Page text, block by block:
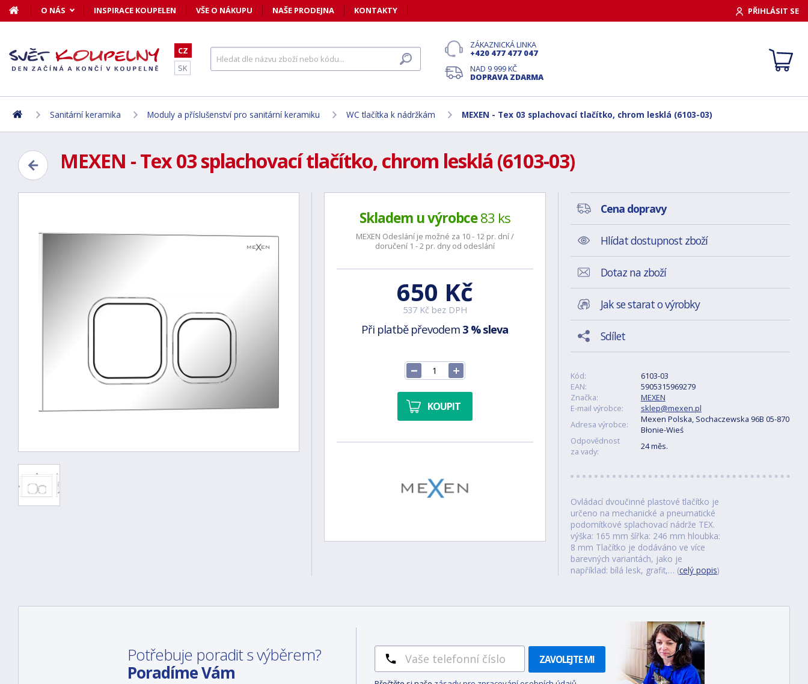
O NÁS INSPIRACE KOUPELEN VŠE O NÁKUPU NAŠE PRODEJNA KONTAKTY PŘIHLÁSIT SE
CZ
SK
ZÁKAZNICKÁ LINKA
+420 477 477 047
NAD 9 999 KČ
DOPRAVA ZDARMA
Sanitární keramika Moduly a příslušenství pro sanitární keramiku WC tlačítka k nádržkám MEXEN - Tex 03 splachovací tlačítko, chrom lesklá (6103-03)
MEXEN - Tex 03 splachovací tlačítko, chrom lesklá (6103-03)
Skladem u výrobce83 ks
MEXEN Odeslání je možné za 10 - 12 pr. dní /
doručení 1 - 2 pr. dny od odeslání
650 Kč
537 Kč bez DPH
Při platbě převodem 3 % sleva
KOUPIT
Cena dopravy
Hlídat dostupnost zboží
Dotaz na zboží
Jak se starat o výrobky
Sdílet
Kód:
6103-03
EAN:
5905315969279
Značka:
MEXEN
E-mail výrobce:
sklep@mexen.pl
Adresa výrobce:
Mexen Polska, Sochaczewska 96B 05-870
Błonie-Wieś
Odpovědnost
za vady:
24 měs.
Ovládací dvoučinné plastové tlačítko je
určeno na mechanické a pneumatické
podomítkové splachovací nádrže TEX.
výška: 165 mm šířka: 246 mm hloubka:
8 mm Tlačítko je dodáváno ve více
barevných variantách, jako je
například: bílá lesk, grafit,… (celý popis)
Potřebuje poradit s výběrem?
Poradíme Vám
ZAVOLEJTE MI